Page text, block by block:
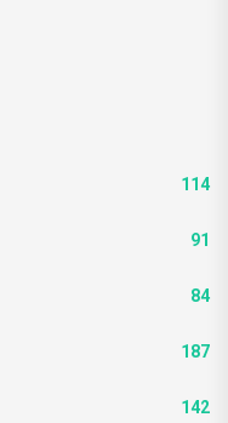
114
91
84
187
142